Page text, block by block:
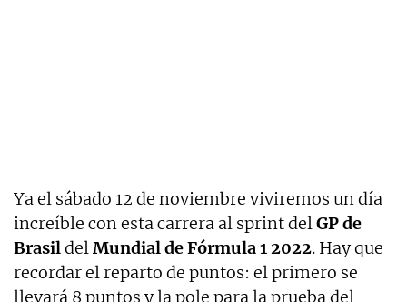
Ya el sábado 12 de noviembre viviremos un día
increíble con esta carrera al sprint delGP de
BrasildelMundial de Fórmula 1 2022. Hay que
recordar el reparto de puntos: el primero se
llevará 8 puntos y la pole para la prueba del